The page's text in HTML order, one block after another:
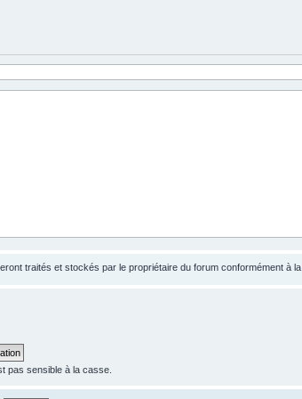
traités et stockés par le propriétaire du forum conformément à la
pas sensible à la casse.